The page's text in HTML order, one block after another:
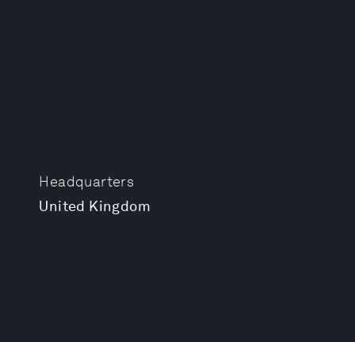
Headquarters
United Kingdom